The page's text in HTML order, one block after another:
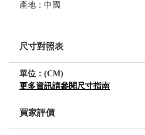
產地：中國
尺寸對照表
單位：(CM)
更多資訊請參閱尺寸指南
買家評價